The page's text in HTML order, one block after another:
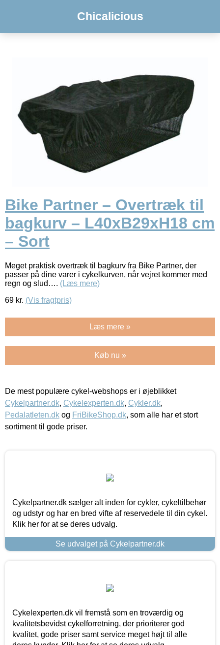
Chicalicious
Bike Partner – Overtræk til
bagkurv – L40xB29xH18 cm
– Sort
Meget praktisk overtræk til bagkurv fra Bike Partner, der
passer på dine varer i cykelkurven, når vejret kommer med
regn og slud…. (Læs mere)
69 kr. (Vis fragtpris)
Læs mere »
Køb nu »
De mest populære cykel-webshops er i øjeblikket
Cykelpartner.dk, Cykelexperten.dk, Cykler.dk,
Pedalatleten.dk og FriBikeShop.dk, som alle har et stort
sortiment til gode priser.
Cykelpartner.dk sælger alt inden for cykler, cykeltilbehør
og udstyr og har en bred vifte af reservedele til din cykel.
Klik her for at se deres udvalg.
Se udvalget på Cykelpartner.dk
Cykelexperten.dk vil fremstå som en troværdig og
kvalitetsbevidst cykelforretning, der prioriterer god
kvalitet, gode priser samt service meget højt til alle